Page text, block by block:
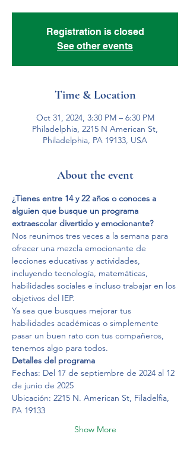
Registration is closed
See other events
Time & Location
Oct 31, 2024, 3:30 PM – 6:30 PM
Philadelphia, 2215 N American St,
Philadelphia, PA 19133, USA
About the event
¿Tienes entre 14 y 22 años o conoces a
alguien que busque un programa
extraescolar divertido y emocionante?
Nos reunimos tres veces a la semana para
ofrecer una mezcla emocionante de
lecciones educativas y actividades,
incluyendo tecnología, matemáticas,
habilidades sociales e incluso trabajar en los
objetivos del IEP.
Ya sea que busques mejorar tus
habilidades académicas o simplemente
pasar un buen rato con tus compañeros,
tenemos algo para todos.
Detalles del programa
Fechas: Del 17 de septiembre de 2024 al 12
de junio de 2025
Ubicación: 2215 N. American St, Filadelfia,
PA 19133
Show More